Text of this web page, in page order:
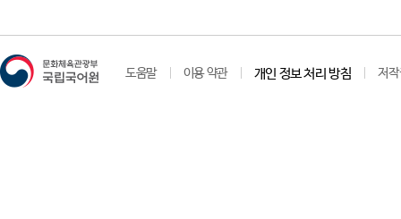
도움말 이용 약관 개인 정보 처리 방침 저